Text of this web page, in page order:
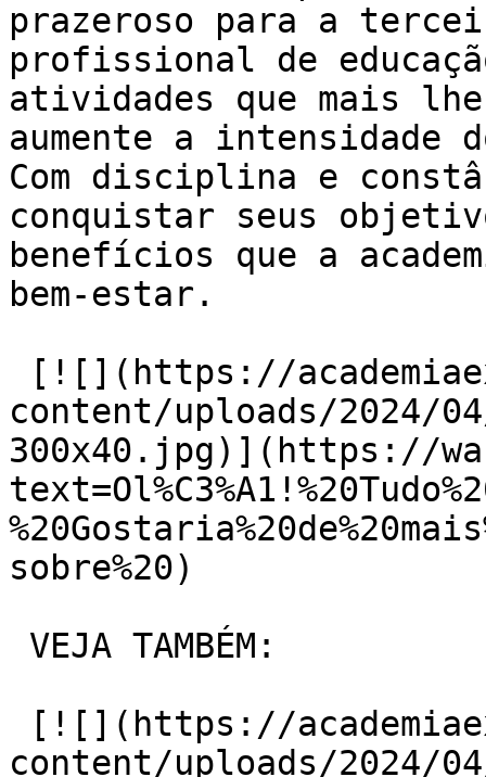
prazeroso para a
profissional de
atividades que mais lhe
aumente a intensidade
Com disciplina e
conquistar seus
benefícios que a
bem-estar.
content/uploads/2024/
300x40.jpg)](https://
sobre%20)
content/uploads/2024/